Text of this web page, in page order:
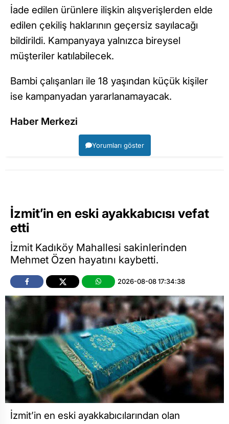
İade edilen ürünlere ilişkin alışverişlerden elde
edilen çekiliş haklarının geçersiz sayılacağı
bildirildi. Kampanyaya yalnızca bireysel
müşteriler katılabilecek.
Bambi çalışanları ile 18 yaşından küçük kişiler
ise kampanyadan yararlanamayacak.
Haber Merkezi
Yorumları göster
İzmit’in en eski ayakkabıcısı vefat
etti
İzmit Kadıköy Mahallesi sakinlerinden
Mehmet Özen hayatını kaybetti.
2026-08-08 17:34:38
İzmit’in en eski ayakkabıcılarından olan